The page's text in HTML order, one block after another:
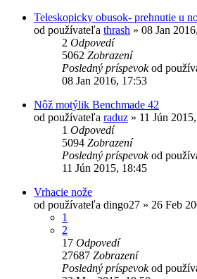
Teleskopicky obusok- prehnutie u
od používateľa thrash » 08 Jan
2 Odpovedí
5062 Zobrazení
Posledný príspevokod
08 Jan 2016, 17:53
Nôž motýlik Benchmade 42
od používateľa raduz » 11 Jún
1 Odpovedí
5094 Zobrazení
Posledný príspevokod
11 Jún 2015, 18:45
Vrhacie nože
od používateľa dingo27 » 26 Feb
1
2
17 Odpovedí
27687 Zobrazení
Posledný príspevokod